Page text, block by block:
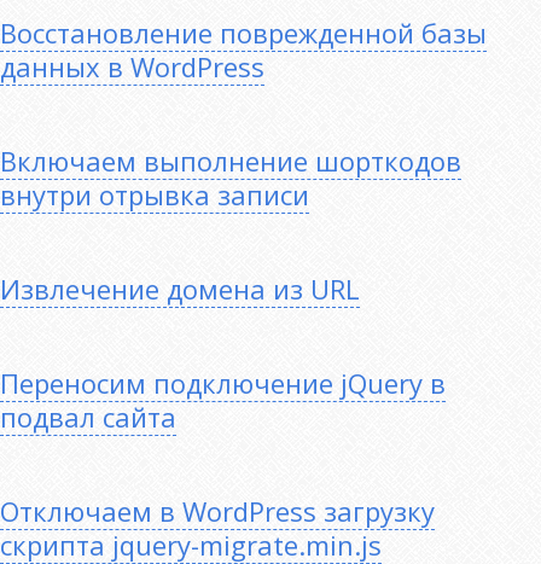
Восстановление поврежденной базы
данных в WordPress
Включаем выполнение шорткодов
внутри отрывка записи
Извлечение домена из URL
Переносим подключение jQuery в
подвал сайта
Отключаем в WordPress загрузку
скрипта jquery-migrate.min.js